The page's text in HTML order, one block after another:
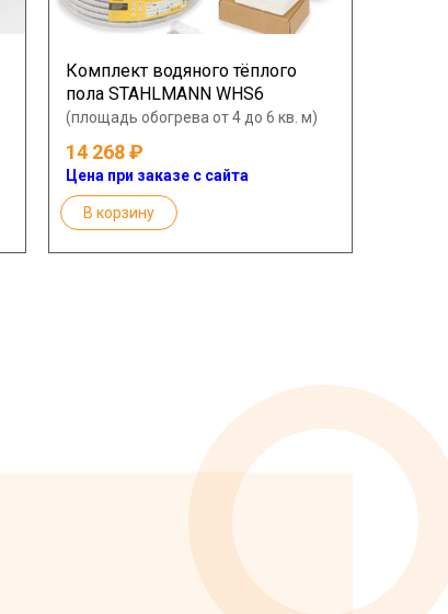
Комплект водяного тёплого
пола STAHLMANN WHS6
(площадь обогрева от 4 до 6 кв. м)
14 268
Цена при заказе с сайта
В корзину